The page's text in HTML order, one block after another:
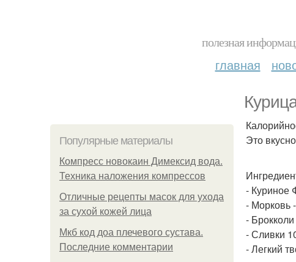
полезная
главная
Популярные материалы
Компресс новокаин Димексид вода.
Техника наложения компрессов
Отличные рецепты масок для ухода
за сухой кожей лица
Мкб код доа плечевого сустава.
Последние комментарии
Это
- Куриное
- Морковь
-
- Сливки
- Легкий